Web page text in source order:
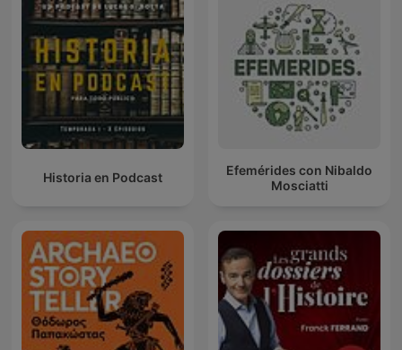
Historia en Podcast
Efemérides con Nibaldo
Mosciatti